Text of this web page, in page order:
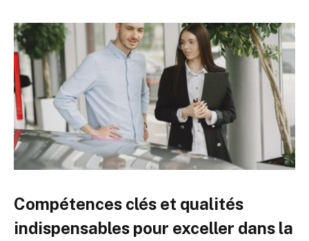
Compétences clés et qualités
indispensables pour exceller dans la